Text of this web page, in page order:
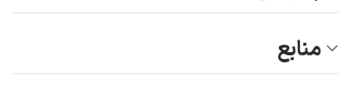
منابع